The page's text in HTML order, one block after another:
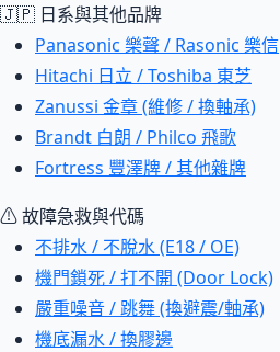
🇯🇵 日系與其他品牌
Panasonic 樂聲 / Rasonic 樂信
Hitachi 日立 / Toshiba 東芝
Zanussi 金章 (維修 / 換軸承)
Brandt 白朗 / Philco 飛歌
Fortress 豐澤牌 / 其他雜牌
⚠ 故障急救與代碼
不排水 / 不脫水 (E18 / OE)
機門鎖死 / 打不開 (Door Lock)
嚴重噪音 / 跳舞 (換避震/軸承)
機底漏水 / 換膠邊